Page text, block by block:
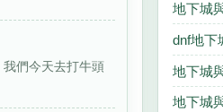
我們今天去打牛頭
地下城
dnf地下
地下城
地下城